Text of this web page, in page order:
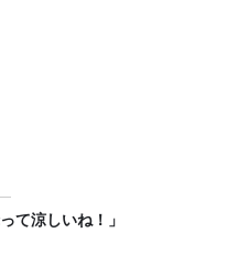
て涼しいね！」